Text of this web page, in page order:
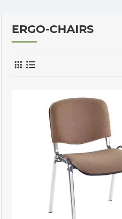
ERGO-CHAIRS